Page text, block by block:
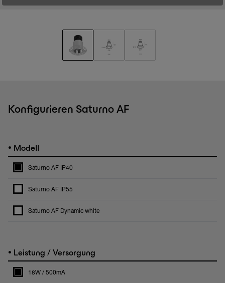
Konfigurieren Saturno AF
• Modell
Saturno AF IP40
Saturno AF IP55
Saturno AF Dynamic white
• Leistung / Versorgung
18W / 500mA